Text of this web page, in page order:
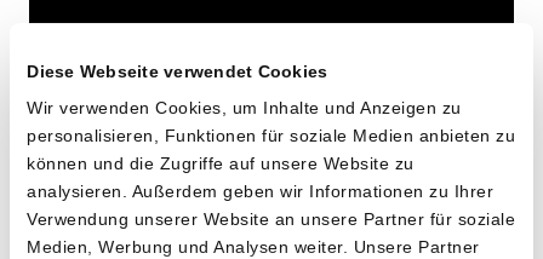
Diese Webseite verwendet Cookies
Wir verwenden Cookies, um Inhalte und Anzeigen zu
personalisieren, Funktionen für soziale Medien anbieten zu
können und die Zugriffe auf unsere Website zu
analysieren. Außerdem geben wir Informationen zu Ihrer
Verwendung unserer Website an unsere Partner für soziale
Medien, Werbung und Analysen weiter. Unsere Partner